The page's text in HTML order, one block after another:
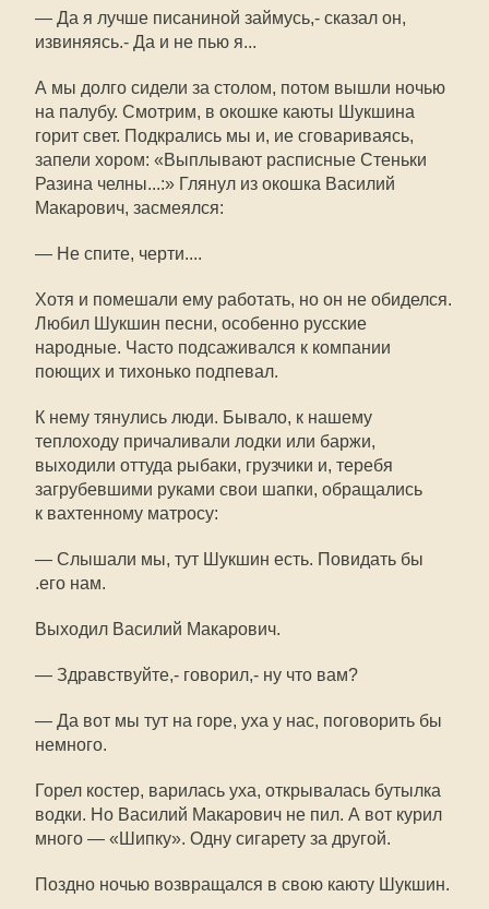
— Да я лучше писаниной займусь,- сказал он,
извиняясь.- Да и не пью я...
А мы долго сидели за столом, потом вышли ночью
на палубу. Смотрим, в окошке каюты Шукшина
горит свет. Подкрались мы и, ие сговариваясь,
запели хором: «Выплывают расписные Стеньки
Разина челны...:» Глянул из окошка Василий
Макарович, засмеялся:
— Не спите, черти....
Хотя и помешали ему работать, но он не обиделся.
Любил Шукшин песни, особенно русские
народные. Часто подсаживался к компании
поющих и тихонько подпевал.
К нему тянулись люди. Бывало, к нашему
теплоходу причаливали лодки или баржи,
выходили оттуда рыбаки, грузчики и, теребя
загрубевшими руками свои шапки, обращались
к вахтенному матросу:
— Слышали мы, тут Шукшин есть. Повидать бы
.его нам.
Выходил Василий Макарович.
— Здравствуйте,- говорил,- ну что вам?
— Да вот мы тут на горе, уха у нас, поговорить бы
немного.
Горел костер, варилась уха, открывалась бутылка
водки. Но Василий Макарович не пил. А вот курил
много — «Шипку». Одну сигарету за другой.
Поздно ночью возвращался в свою каюту Шукшин.